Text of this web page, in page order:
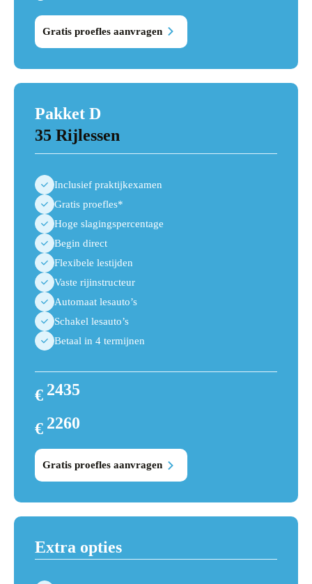
Gratis proefles aanvragen
Pakket D
35 Rijlessen
Inclusief praktijkexamen
Gratis proefles*
Hoge slagingspercentage
Begin direct
Flexibele lestijden
Vaste rijinstructeur
Automaat lesauto’s
Schakel lesauto’s
Betaal in 4 termijnen
€ 2435
€ 2260
Gratis proefles aanvragen
Extra opties